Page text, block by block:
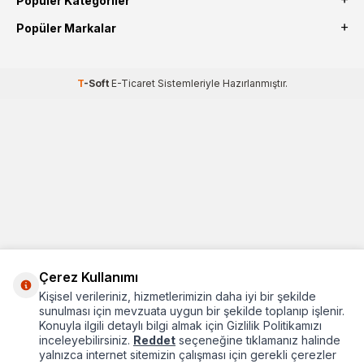
Popüler Markalar
T-Soft E-TicaretSistemleriyle Hazırlanmıştır.
Çerez Kullanımı
Kişisel verileriniz, hizmetlerimizin daha iyi bir şekilde
sunulması için mevzuata uygun bir şekilde toplanıp işlenir.
Konuyla ilgili detaylı bilgi almak için Gizlilik Politikamızı
inceleyebilirsiniz. Reddet seçeneğine tıklamanız halinde
yalnızca internet sitemizin çalışması için gerekli çerezler